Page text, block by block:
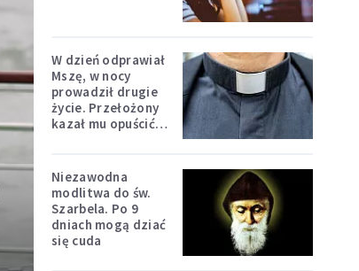
W dzień odprawiał
Mszę, w nocy
prowadził drugie
życie. Przełożony
kazał mu opuścić
Niezawodna
modlitwa do św.
Szarbela. Po 9
dniach mogą dziać
się cuda